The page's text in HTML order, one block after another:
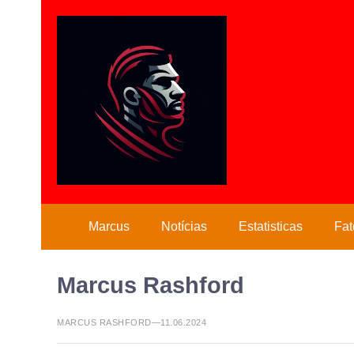
Marcus Notícias Estatisticas
Marcus Rashford
MARCUS RASHFORD—11.06.2024